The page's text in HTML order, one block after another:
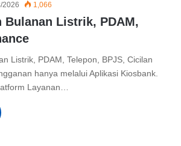
2026 1,066
Bulanan Listrik, PDAM,
Listrik, PDAM, Telepon, BPJS, Cicilan
hanya melalui Aplikasi Kiosbank.
Layanan…